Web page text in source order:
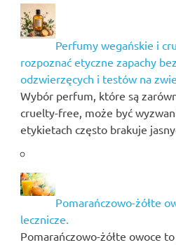
Perfumy wegańskie i
rozpoznać etyczne zapachy
odzwierzęcych i testów na
Wybór perfum, które są
cruelty-free, może być
etykietach często brakuje
Pomarańczowo-żółte
lecznicze.
Pomarańczowo-żółte owoce